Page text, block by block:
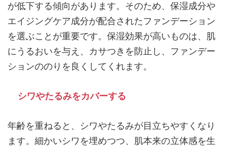
が低下する傾向があります。そのため、保湿成分や
エイジングケア成分が配合されたファンデーション
を選ぶことが重要です。保湿効果が高いものは、肌
にうるおいを与え、カサつきを防止し、ファンデー
ションののりを良くしてくれます。
シワやたるみをカバーする
年齢を重ねると、シワやたるみが目立ちやすくなり
ます。細かいシワを埋めつつ、肌本来の立体感を生